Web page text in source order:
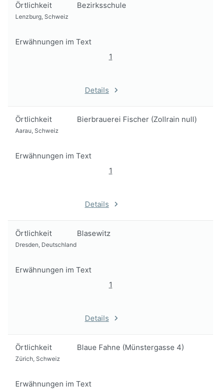
Örtlichkeit Bezirksschule
Lenzburg, Schweiz
Erwähnungen im Text
1
Details
Örtlichkeit Bierbrauerei Fischer (Zollrain null)
Aarau, Schweiz
Erwähnungen im Text
1
Details
Örtlichkeit Blasewitz
Dresden, Deutschland
Erwähnungen im Text
1
Details
Örtlichkeit Blaue Fahne (Münstergasse 4)
Zürich, Schweiz
Erwähnungen im Text